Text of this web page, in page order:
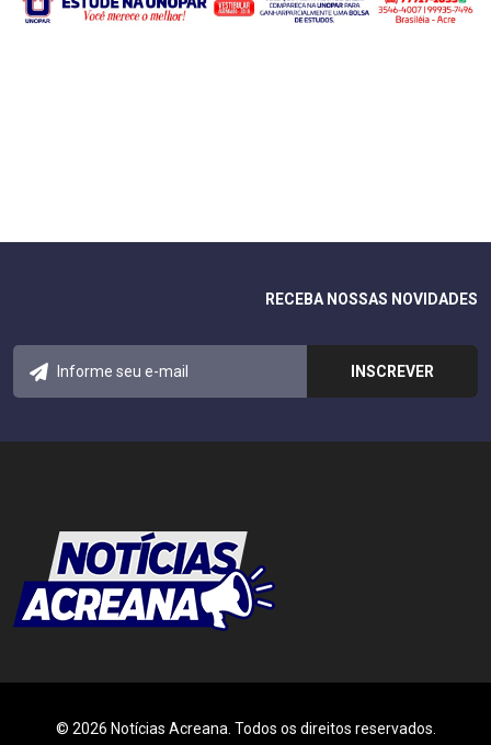
RECEBA NOSSAS NOVIDADES
© 2026 Notícias Acreana. Todos os direitos reservados.